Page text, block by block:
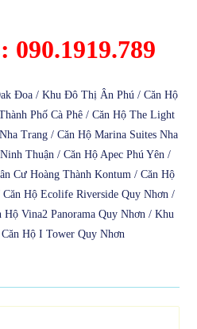
Đoa/ Khu Đô Thị Ân Phú / Căn Hộ
Phố Cà Phê/ Căn Hộ The Light
Trang/ Căn Hộ Marina Suites Nha
Thuận / Căn Hộ Apec Phú Yên /
Cư Hoàng Thành Kontum / Căn Hộ
Căn Hộ Ecolife Riverside Quy Nhơn /
Hộ Vina2 Panorama Quy Nhơn / Khu
Căn Hộ I Tower Quy Nhơn